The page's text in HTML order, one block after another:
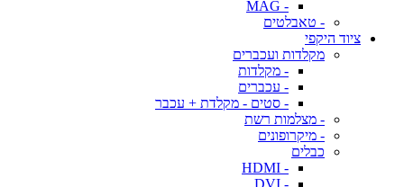
- MAG
- טאבלטים
ציוד היקפי
מקלדות ועכברים
- מקלדות
- עכברים
- סטים - מקלדת + עכבר
- מצלמות רשת
- מיקרופונים
כבלים
- HDMI
- DVI